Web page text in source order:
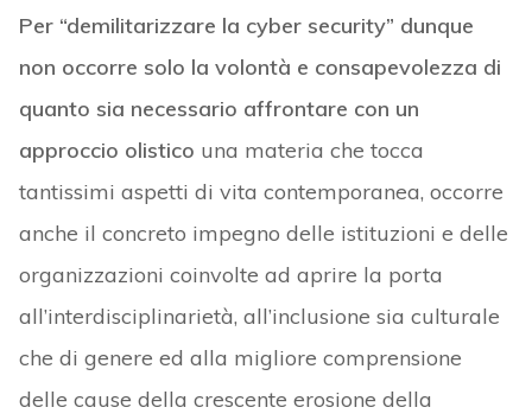
Per “demilitarizzare la cyber security” dunque
non occorre solo la volontà e consapevolezza di
quanto sia necessario affrontare con un
approccio olistico una materia che tocca
tantissimi aspetti di vita contemporanea, occorre
anche il concreto impegno delle istituzioni e delle
organizzazioni coinvolte ad aprire la porta
all’interdisciplinarietà, all’inclusione sia culturale
che di genere ed alla migliore comprensione
delle cause della crescente erosione della